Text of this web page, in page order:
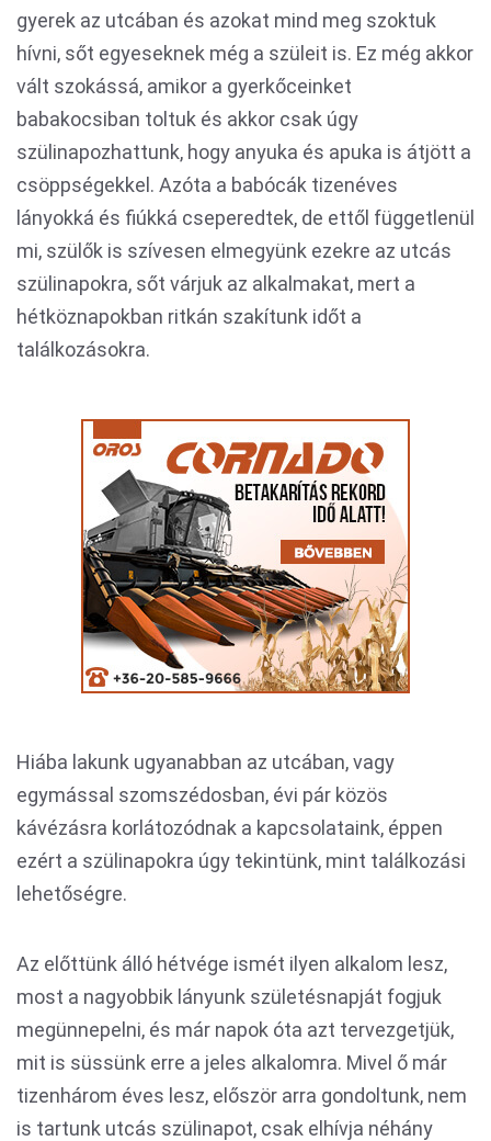
gyerek az utcában és azokat mind meg szoktuk
hívni, sőt egyeseknek még a szüleit is. Ez még akkor
vált szokássá, amikor a gyerkőceinket
babakocsiban toltuk és akkor csak úgy
szülinapozhattunk, hogy anyuka és apuka is átjött a
csöppségekkel. Azóta a babócák tizenéves
lányokká és fiúkká cseperedtek, de ettől függetlenül
mi, szülők is szívesen elmegyünk ezekre az utcás
szülinapokra, sőt várjuk az alkalmakat, mert a
hétköznapokban ritkán szakítunk időt a
találkozásokra.
Hiába lakunk ugyanabban az utcában, vagy
egymással szomszédosban, évi pár közös
kávézásra korlátozódnak a kapcsolataink, éppen
ezért a szülinapokra úgy tekintünk, mint találkozási
lehetőségre.
Az előttünk álló hétvége ismét ilyen alkalom lesz,
most a nagyobbik lányunk születésnapját fogjuk
megünnepelni, és már napok óta azt tervezgetjük,
mit is süssünk erre a jeles alkalomra. Mivel ő már
tizenhárom éves lesz, először arra gondoltunk, nem
is tartunk utcás szülinapot, csak elhívja néhány